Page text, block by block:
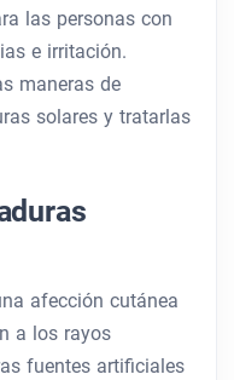
las personas con
e irritación.
maneras de
solares y tratarlas
afección cutánea
a los rayos
fuentes artificiales